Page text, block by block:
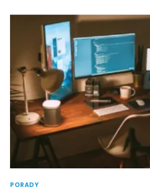
PORADY